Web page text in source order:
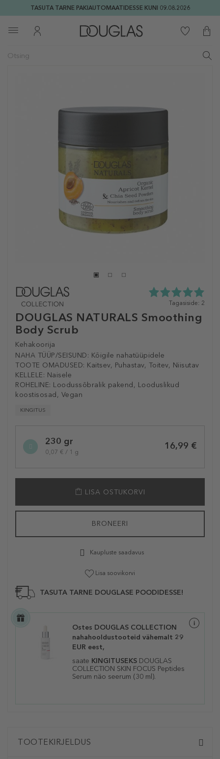
TASUTA TARNE PAKIAUTOMAATIDESSE KUNI 09.08.2026
DOUGLAS NATURALS Smoothing
Body Scrub
Kehakoorija
NAHA TÜÜP/SEISUND: Kõigile nahatüüpidele
TOOTE OMADUSED: Kaitsev, Puhastav, Toitev, Niisutav
KELLELE: Naisele
ROHELINE: Loodussõbralik pakend, Looduslikud
koostisosad, Vegan
KINGITUS
5.0
5st
Tagasiside: 2
variation230 gr
0,07 € / 1 g
16,99 €
LISA OSTUKORVI
BRONEERI
Kaupluste saadavus
Lisa soovikorvi
TASUTA TARNE DOUGLASE POODIDESSE!
Ostes DOUGLAS COLLECTION
nahahooldustooteid vähemalt 29
EUR eest,
saate KINGITUSEKS DOUGLAS
COLLECTION SKIN FOCUS Peptides
Serum näo seerum (30 ml).
TOOTEKIRJELDUS